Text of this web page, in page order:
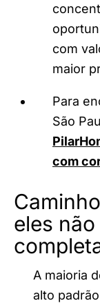
com
maior
Para
São
com
eles
A maioria
alto